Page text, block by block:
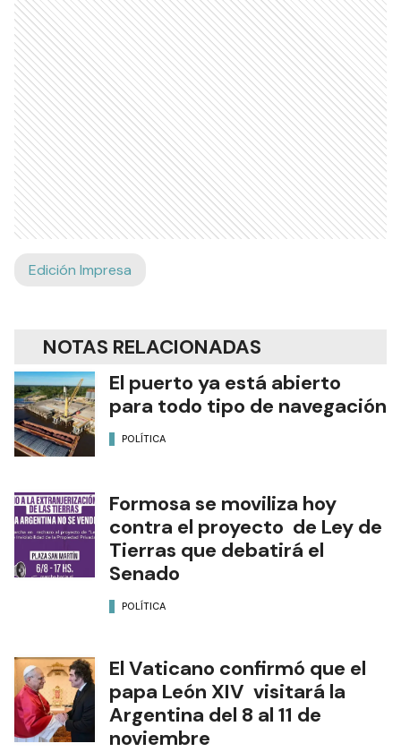
Edición Impresa
NOTAS RELACIONADAS
El puerto ya está abierto
para todo tipo de navegación
POLÍTICA
Formosa se moviliza hoy
contra el proyecto de Ley de
Tierras que debatirá el
Senado
POLÍTICA
El Vaticano confirmó que el
papa León XIV visitará la
Argentina del 8 al 11 de
noviembre